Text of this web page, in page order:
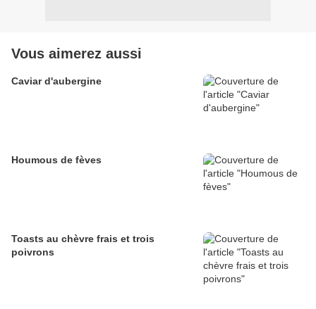
Vous aimerez aussi
Caviar d'aubergine
Houmous de fèves
Toasts au chèvre frais et trois
poivrons